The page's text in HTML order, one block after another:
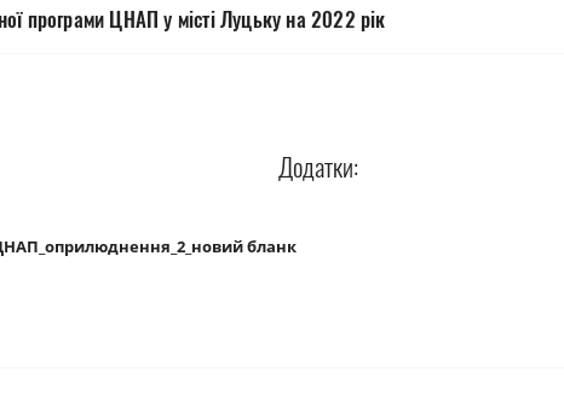
програми ЦНАП у місті Луцьку на 2022 рік
Додатки:
бланк